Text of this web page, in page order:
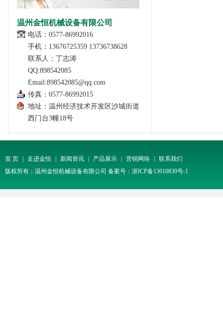
温州金恒机械设备有限公司
电话：0577-86992016
手机：13676725359 13736738628
联系人：丁志涛
QQ:898542085
Email:898542085@qq.com
传真：0577-86992015
地址：温州经济技术开发区沙城街道
西门台3幢18号
首 页 走进金恒 新闻资讯 产品展示 营销网络
联系我们
版权所有：温州金恒机械设备有限公司 备案号： 浙ICP备13010839号-1